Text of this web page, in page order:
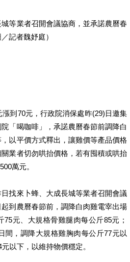
等業者召開會議協商，並承諾農曆春
記者魏妤庭）
到70元，行政院消保處昨(29)日邀集
「喝咖啡」，承諾農曆春節前調降白
以平價方式釋出，讓雞價等產品價格
業者切勿哄抬價格，若有囤積或哄抬
萬元。
找來卜蜂、大成長城等業者召開會議
到農曆春節前，調降白肉雞電宰出場
元、大規格骨雞腿肉每公斤85元；
間，調降大規格雞胸肉每公斤77元以
以下，以維持物價穩定。